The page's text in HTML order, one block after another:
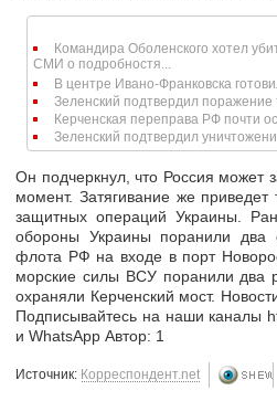
Командира Оболенского хотел
СМИ о подробностя...
В центре Ивано-Франковска
Зеленский подтвердил
Керченская переправа РФ почти
Зеленский подтвердил
Он подчеркнул, что Россия может
момент. Затягивание же
защитных операций Украины.
обороны Украины поранили два
флота РФ на входе в порт
морские силы ВСУ поранили два
охраняли Керченский мост.
Подписывайтесь на наши каналы
и WhatsApp Автор: 1
Источник: Корреспондент.net